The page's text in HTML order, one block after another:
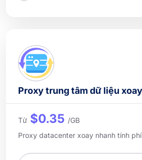
Proxy trung tâm dữ liệu xoay
Từ $0.35 /GB
Proxy datacenter xoay nhanh tính